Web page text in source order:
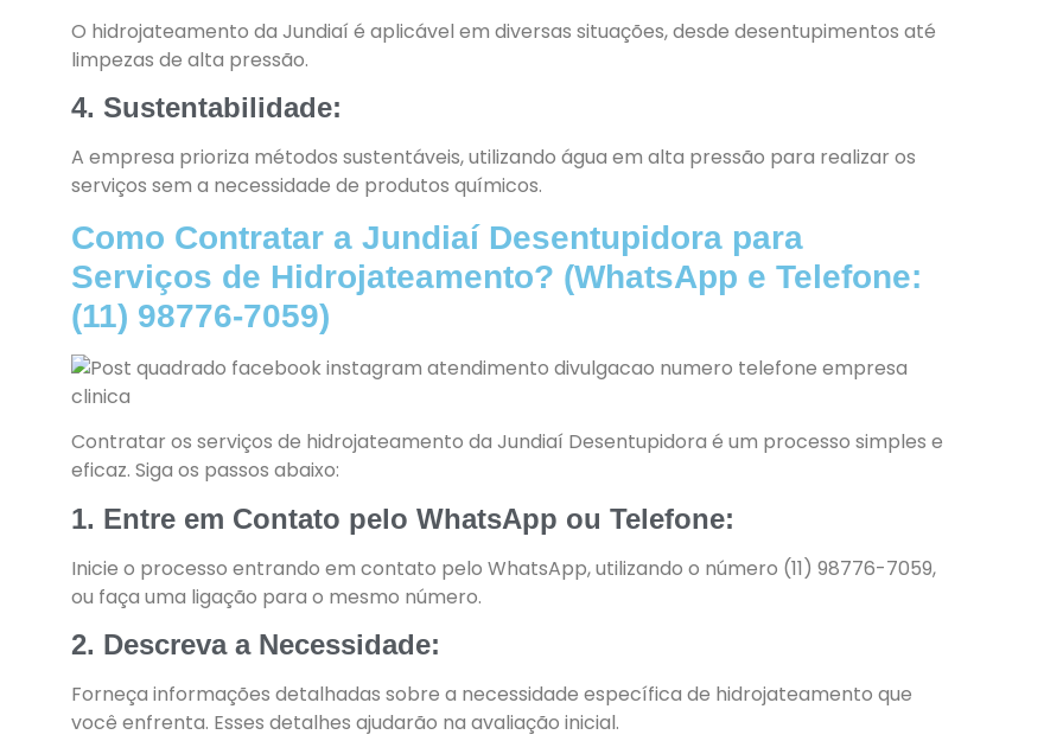
O hidrojateamento da Jundiaí é aplicável em diversas situações, desde desentupimentos até
limpezas de alta pressão.
4. Sustentabilidade:
A empresa prioriza métodos sustentáveis, utilizando água em alta pressão para realizar os
serviços sem a necessidade de produtos químicos.
Como Contratar a Jundiaí Desentupidora para
Serviços de Hidrojateamento? (WhatsApp e Telefone:
(11) 98776-7059)
Contratar os serviços de hidrojateamento da Jundiaí Desentupidora é um processo simples e
eficaz. Siga os passos abaixo:
1. Entre em Contato pelo WhatsApp ou Telefone:
Inicie o processo entrando em contato pelo WhatsApp, utilizando o número (11) 98776-7059,
ou faça uma ligação para o mesmo número.
2. Descreva a Necessidade:
Forneça informações detalhadas sobre a necessidade específica de hidrojateamento que
você enfrenta. Esses detalhes ajudarão na avaliação inicial.